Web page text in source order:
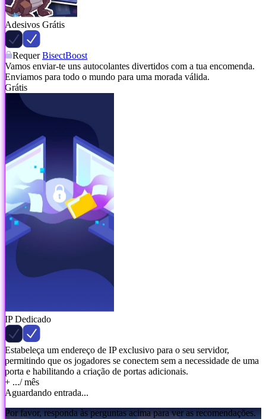
Adesivos Grátis
RequerBisectBoost
Vamos enviar-te uns autocolantes divertidos com a tua encomenda.
Enviamos para todo o mundo para uma morada válida.
Grátis
IP Dedicado
Estabeleça um endereço de IP exclusivo para o seu servidor,
permitindo que os jogadores se conectem sem a necessidade de uma
porta e habilitando a criação de portas adicionais.
+ .../ mês
Aguardando entrada...
Por favor, responda às perguntas acima para ver as recomendações.